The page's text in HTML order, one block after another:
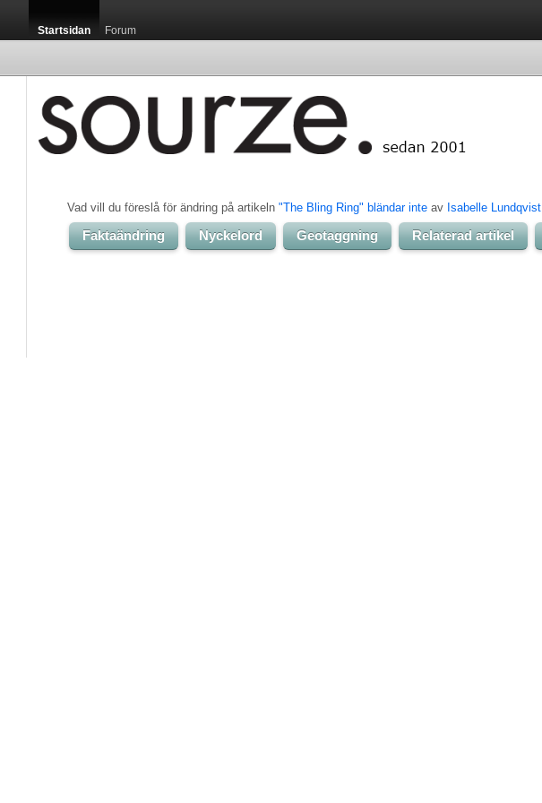
Startsidan Forum
Vad vill du föreslå för ändring på artikeln "The Bling Ring" bländar inte av Isabelle Lundqvist
Faktaändring Nyckelord Geotaggning Relaterad artikel